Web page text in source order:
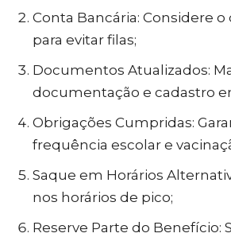
Conta Bancária: Considere
para evitar filas;
Documentos Atualizados:
documentação e cadastro
Obrigações Cumpridas:
frequência escolar e
Saque em Horários
nos horários de pico;
Reserve Parte do Benefício: